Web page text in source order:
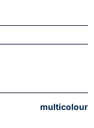
multicolour